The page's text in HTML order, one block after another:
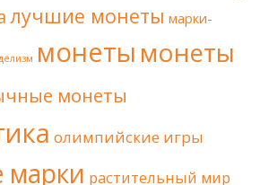
лучшие монеты марки-
монеты монеты
монеты
олимпийские игры
марки растительный мир